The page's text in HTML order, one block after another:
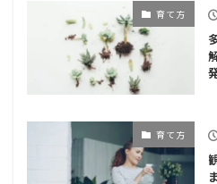
育て方
育て方